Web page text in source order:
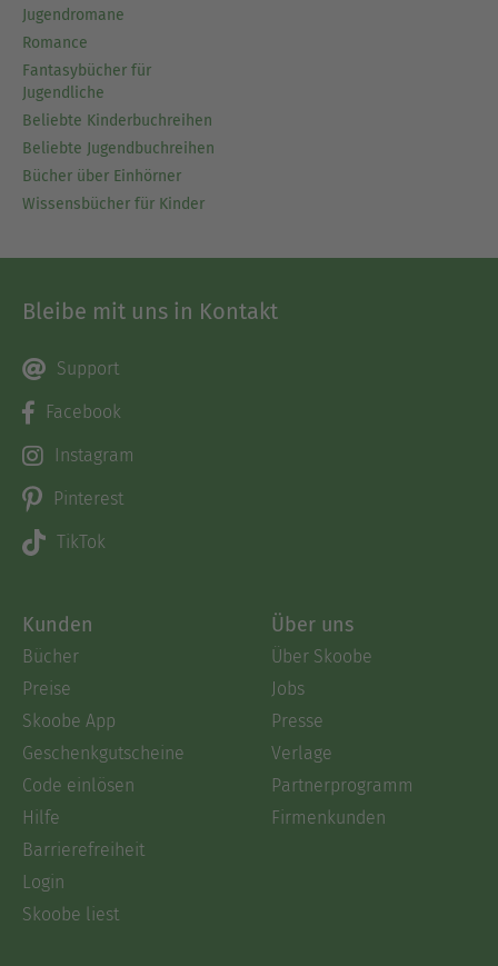
Jugendromane
Romance
Fantasybücher für
Jugendliche
Beliebte Kinderbuchreihen
Beliebte Jugendbuchreihen
Bücher über Einhörner
Wissensbücher für Kinder
Bleibe mit uns in Kontakt
Support
Facebook
Instagram
Pinterest
TikTok
Kunden
Bücher
Preise
Skoobe App
Geschenkgutscheine
Code einlösen
Hilfe
Barrierefreiheit
Login
Skoobe liest
Über uns
Über Skoobe
Jobs
Presse
Verlage
Partnerprogramm
Firmenkunden